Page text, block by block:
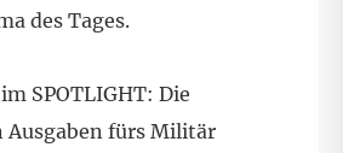
des Tages.
SPOTLIGHT: Die
Ausgaben fürs Militär